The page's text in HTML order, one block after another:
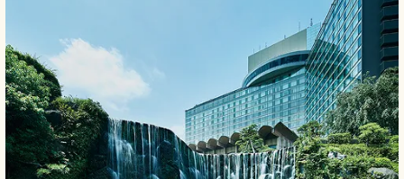
IT・AIリテラシー